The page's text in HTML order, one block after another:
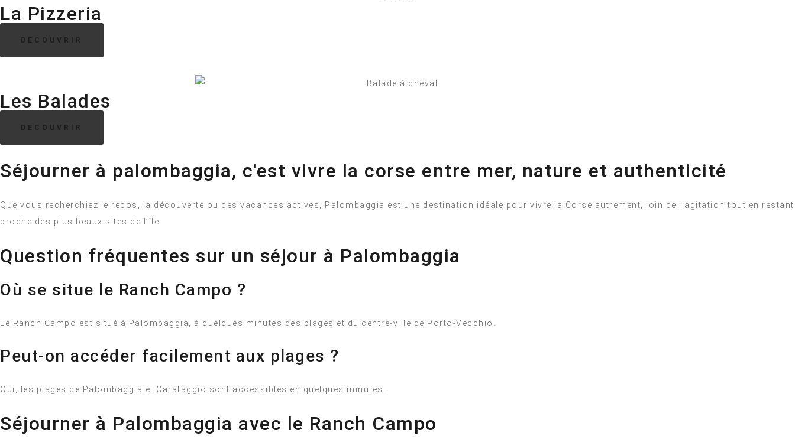
La Pizzeria
DECOUVRIR
Les Balades
DECOUVRIR
Séjourner à palombaggia, c'est vivre la corse entre mer, nature et authenticité
Que vous recherchiez le repos, la découverte ou des vacances actives, Palombaggia est une destination idéale pour vivre la Corse autrement, loin de l’agitation tout en restant
proche des plus beaux sites de l’île.
Question fréquentes sur un séjour à Palombaggia
Où se situe le Ranch Campo ?
Le Ranch Campo est situé à Palombaggia, à quelques minutes des plages et du centre-ville de Porto-Vecchio.
Peut-on accéder facilement aux plages ?
Oui, les plages de Palombaggia et Carataggio sont accessibles en quelques minutes.
Séjourner à Palombaggia avec le Ranch Campo